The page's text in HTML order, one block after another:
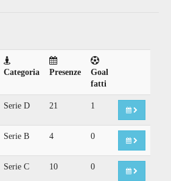
Categoria Presenze
Goal
fatti
Serie D 21 1
Serie B 4 0
Serie C 10 0